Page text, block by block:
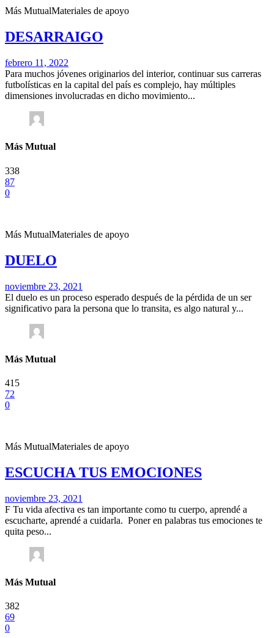
Más MutualMateriales de apoyo
DESARRAIGO
febrero 11, 2022
Para muchos jóvenes originarios del interior, continuar sus carreras
futbolísticas en la capital del país es complejo, hay múltiples
dimensiones involucradas en dicho movimiento...
Más Mutual
338
87
0
Más MutualMateriales de apoyo
DUELO
noviembre 23, 2021
El duelo es un proceso esperado después de la pérdida de un ser
significativo para la persona que lo transita, es algo natural y...
Más Mutual
415
72
0
Más MutualMateriales de apoyo
ESCUCHA TUS EMOCIONES
noviembre 23, 2021
F Tu vida afectiva es tan importante como tu cuerpo, aprendé a
escucharte, aprendé a cuidarla. Poner en palabras tus emociones te
quita peso...
Más Mutual
382
69
0